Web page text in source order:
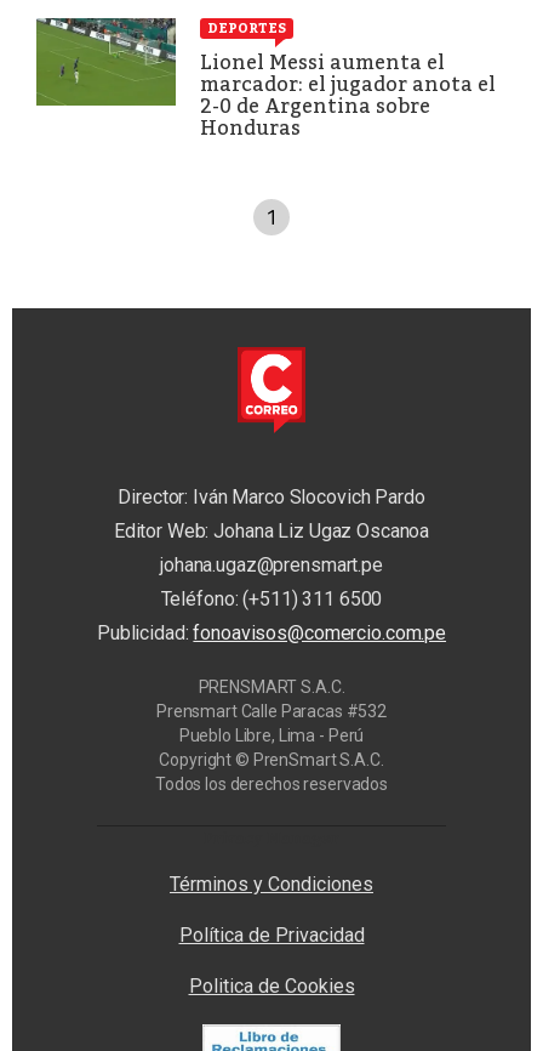
DEPORTES
Lionel Messi aumenta el
marcador: el jugador anota el
2-0 de Argentina sobre
Honduras
1
Director: Iván Marco Slocovich Pardo
Editor Web: Johana Liz Ugaz Oscanoa
johana.ugaz@prensmart.pe
Teléfono: (+511) 311 6500
Publicidad:fonoavisos@comercio.com.pe
PRENSMART S.A.C.
Prensmart Calle Paracas #532
Pueblo Libre, Lima - Perú
Copyright © PrenSmart S.A.C.
Todos los derechos reservados
Términos y Condiciones
Política de Privacidad
Politica de Cookies